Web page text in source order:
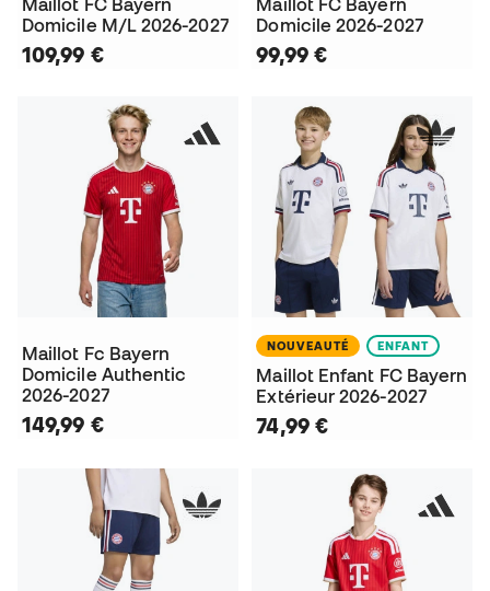
Maillot FC Bayern
Domicile M/L 2026-2027
109,99 €
Maillot FC Bayern
Domicile 2026-2027
99,99 €
Maillot Fc Bayern
Domicile Authentic
2026-2027
149,99 €
NOUVEAUTÉ ENFANT
Maillot Enfant FC Bayern
Extérieur 2026-2027
74,99 €